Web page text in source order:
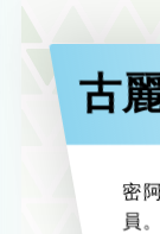
古
密
員